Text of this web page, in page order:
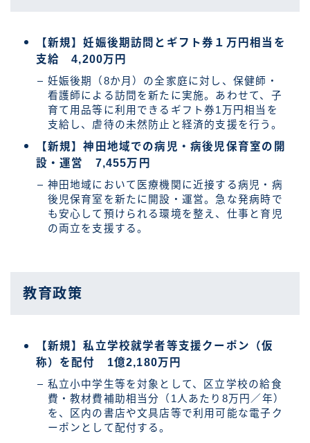
【新規】妊娠後期訪問とギフト券１万円相当を
支給 4,200万円
妊娠後期（8か月）の全家庭に対し、保健師・
看護師による訪問を新たに実施。あわせて、子
育て用品等に利用できるギフト券1万円相当を
支給し、虐待の未然防止と経済的支援を行う。
【新規】神田地域での病児・病後児保育室の開
設・運営 7,455万円
神田地域において医療機関に近接する病児・病
後児保育室を新たに開設・運営。急な発病時で
も安心して預けられる環境を整え、仕事と育児
の両立を支援する。
教育政策
【新規】私立学校就学者等支援クーポン（仮
称）を配付 1億2,180万円
私立小中学生等を対象として、区立学校の給食
費・教材費補助相当分（1人あたり8万円／年）
を、区内の書店や文具店等で利用可能な電子ク
ーポンとして配付する。